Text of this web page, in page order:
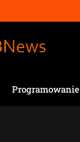
Programowanie